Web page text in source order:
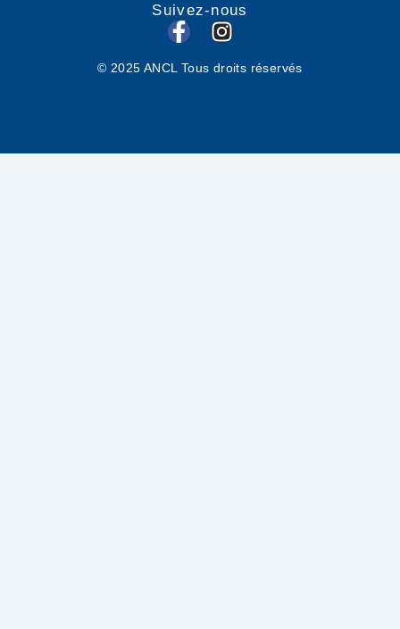
Suivez-nous
F
c
I
s
© 2025 ANCL Tous droits réservés